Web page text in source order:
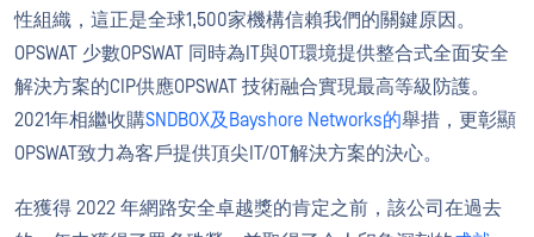
性組織，這正是全球1,500家機構信賴我們的關鍵原因。
OPSWAT 少數OPSWAT 同時為IT與OT環境提供整合式全面安全
解決方案的CIP供應OPSWAT 技術融合實現最高等級防護。
2021年相繼收購SNDBOX及Bayshore Networks的舉措，更彰顯
OPSWAT致力為客戶提供頂尖IT/OT解決方案的決心。
在獲得 2022 年網路安全卓越獎的肯定之前，該公司在過去